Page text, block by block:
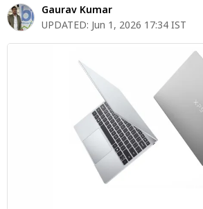
शेयर
बाज़ार
ट्रेंडिंग
Gaurav Kumar
UPDATED: Jun 1, 2026 17:34 IST